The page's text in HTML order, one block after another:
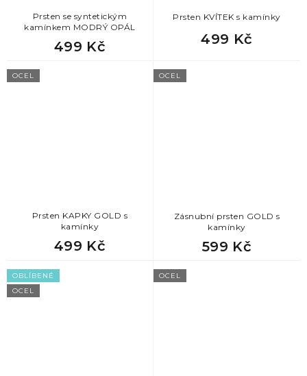
Prsten se syntetickým
kamínkem MODRÝ OPÁL
499 Kč
Prsten KVÍTEK s kamínky
499 Kč
OCEL
Prsten KAPKY GOLD s
kamínky
499 Kč
OCEL
Zásnubní prsten GOLD s
kamínky
599 Kč
OBLÍBENÉ
OCEL
OCEL